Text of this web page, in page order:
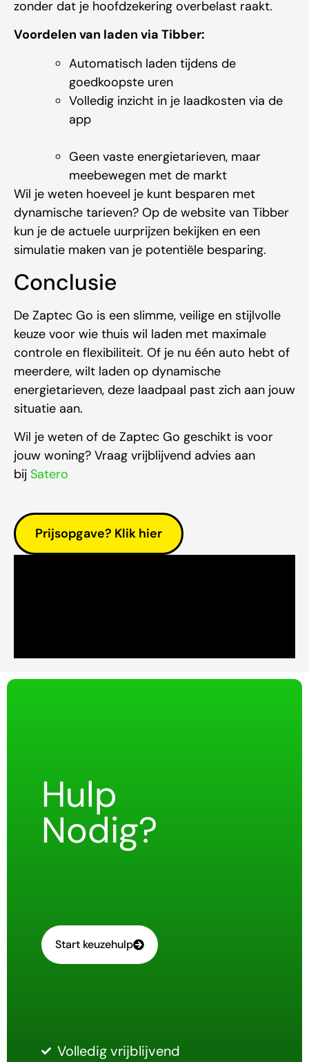
zonder dat je hoofdzekering overbelast raakt.
Voordelen van laden via Tibber:
Automatisch laden tijdens de
goedkoopste uren
Volledig inzicht in je laadkosten via de
app
Geen vaste energietarieven, maar
meebewegen met de markt
Wil je weten hoeveel je kunt besparen met
dynamische tarieven? Op de website van Tibber
kun je de actuele uurprijzen bekijken en een
simulatie maken van je potentiële besparing.
Conclusie
De Zaptec Go is een slimme, veilige en stijlvolle
keuze voor wie thuis wil laden met maximale
controle en flexibiliteit. Of je nu één auto hebt of
meerdere, wilt laden op dynamische
energietarieven, deze laadpaal past zich aan jouw
situatie aan.
Wil je weten of de Zaptec Go geschikt is voor
jouw woning? Vraag vrijblijvend advies aan
bij Satero
Prijsopgave? Klik hier
Hulp
Nodig?
Start keuzehulp
Volledig vrijblijvend